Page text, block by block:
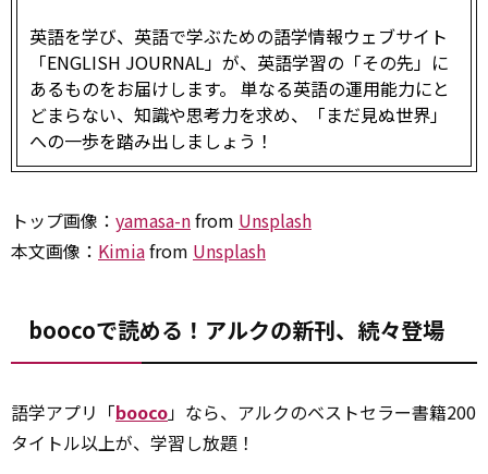
英語を学び、英語で学ぶための語学情報ウェブサイト
「ENGLISH JOURNAL」が、英語学習の「その先」に
あるものをお届けします。 単なる英語の運用能力にと
どまらない、知識や思考力を求め、「まだ見ぬ世界」
への一歩を踏み出しましょう！
トップ画像： yamasa-nfrom Unsplash
本文画像： Kimiafrom Unsplash
boocoで読める！アルクの新刊、続々登場
語学アプリ「booco」なら、アルクのベストセラー書籍200
タイトル以上が、学習し放題！